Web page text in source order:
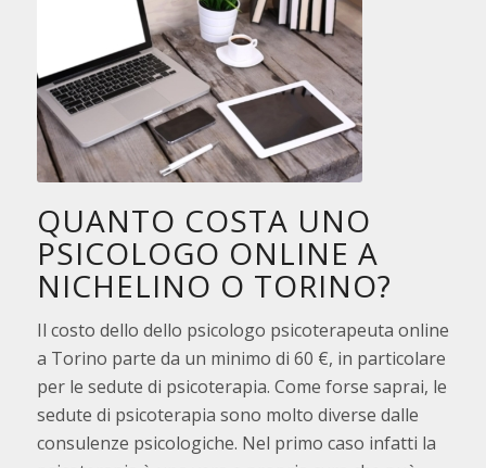
QUANTO COSTA UNO
PSICOLOGO ONLINE A
NICHELINO O TORINO?
Il costo dello dello psicologo psicoterapeuta online
a Torino parte da un minimo di 60 €, in particolare
per le sedute di psicoterapia. Come forse saprai, le
sedute di psicoterapia sono molto diverse dalle
consulenze psicologiche. Nel primo caso infatti la